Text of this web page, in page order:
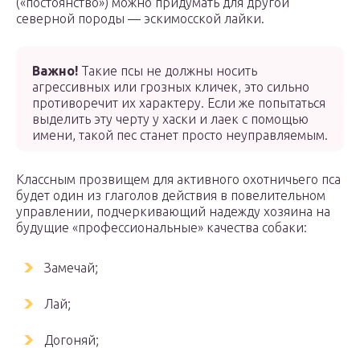
северной породы — эскимосской лайки.
Важно! Такие псы не должны носить
агрессивных или грозных кличек, это сильно
противоречит их характеру. Если же попытаться
выделить эту черту у хаски и лаек с помощью
имени, такой пес станет просто неуправляемым.
Классным прозвищем для активного охотничьего пса
будет один из глаголов действия в повелительном
управлении, подчеркивающий надежду хозяина на
будущие «профессиональные» качества собаки:
Замечай;
Лай;
Догоняй;